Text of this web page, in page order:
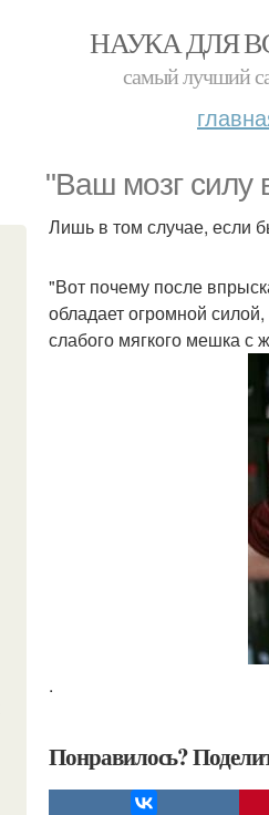
НАУКА ДЛЯ
самый лучший
"Ваш мозг силу
Лишь в том случае, если
"Вот почему после
обладает огромной
слабого мягкого мешка с
.
Понравилось?